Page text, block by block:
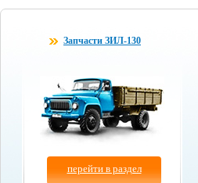
Запчасти ЗИЛ-130
перейти в раздел